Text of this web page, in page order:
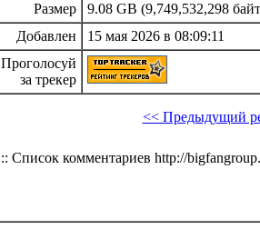
Размер
9.08 GB (9,749,532,298
Добавлен
15 мая 2026 в 08:09:11
Проголосуй
за трекер
<< Предыдущий
:: Список комментариев http://